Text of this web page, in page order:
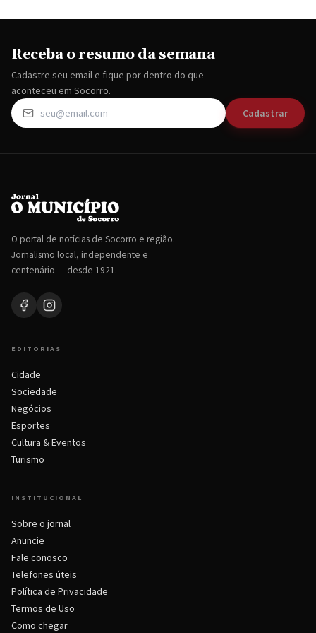
Receba o resumo da semana
Cadastre seu email e fique por dentro do que
aconteceu em Socorro.
Cadastrar
O portal de notícias de Socorro e região.
Jornalismo local, independente e
centenário — desde 1921.
EDITORIAS
Cidade
Sociedade
Negócios
Esportes
Cultura & Eventos
Turismo
INSTITUCIONAL
Sobre o jornal
Anuncie
Fale conosco
Telefones úteis
Política de Privacidade
Termos de Uso
Como chegar